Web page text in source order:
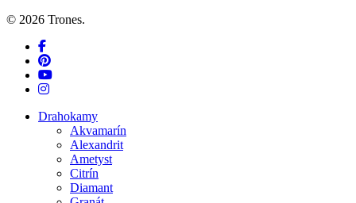
© 2026 Trones.
facebook
pinterest
youtube
instagram
Close
Drahokamy
Akvamarín
Alexandrit
Ametyst
Citrín
Diamant